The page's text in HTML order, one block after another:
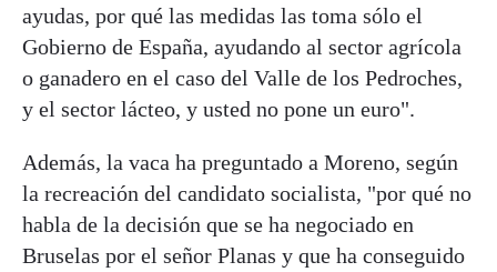
ayudas, por qué las medidas las toma sólo el
Gobierno de España, ayudando al sector agrícola
o ganadero en el caso del Valle de los Pedroches,
y el sector lácteo, y usted no pone un euro".
Además, la vaca ha preguntado a Moreno, según
la recreación del candidato socialista, "por qué no
habla de la decisión que se ha negociado en
Bruselas por el señor Planas y que ha conseguido